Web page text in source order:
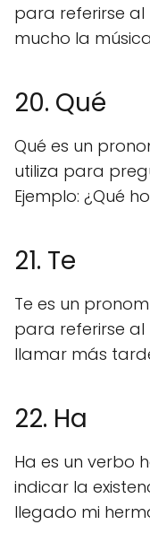
para referirse al
mucho la
20. Qué
Qué es un
utiliza para
Ejemplo: ¿Qué
21. Te
Te es un
para referirse al
llamar más
22. Ha
Ha es un verbo
indicar la
llegado mi